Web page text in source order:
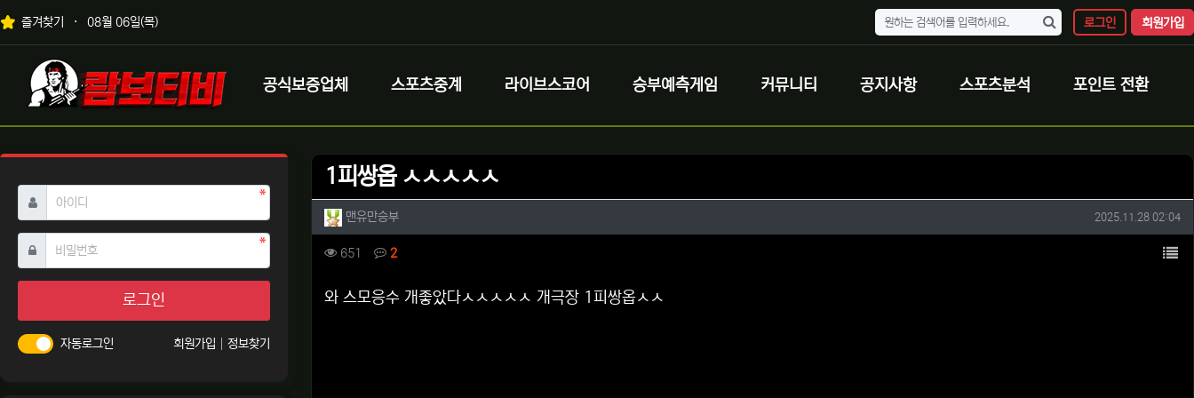
상단 네비
즐겨찾기 08월 06일(목) 로그인 회원가입
메인 메뉴
로고
공식보증업체 스포츠중계 라이브스코어 승부예측게임 커뮤니티 공지사항 스포츠분석 포인트 전환
1피쌍옵 ㅅㅅㅅㅅㅅ
작성자 정보
맨유만승부작성 작성일
2025.11.28 02:04
컨텐츠 정보
651 조회 2댓글 목
본문
와 스모응수 개좋았다ㅅㅅㅅㅅㅅ 개극장 1피쌍옵ㅅㅅ
아이디 필수
비밀번호필수
로그인
자동로그인 회원가입 정보찾기